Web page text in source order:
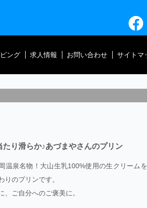
ング 求人情報 お問い合わせ サイトマ
たり滑らか♪あづまやさんのプリン
温泉名物！大山生乳100%使用の生クリーム
りのプリンです。
、ご自分へのご褒美に。